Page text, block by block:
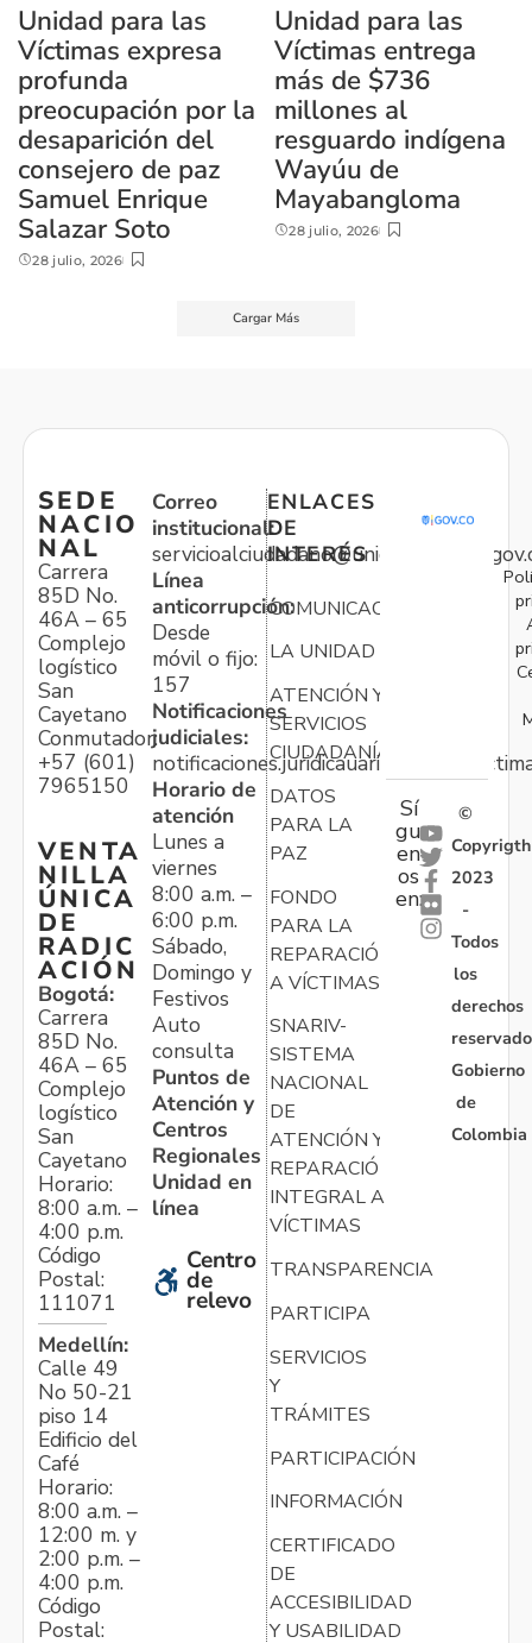
Unidad para las
Víctimas expresa
profunda
preocupación por la
desaparición del
consejero de paz
Samuel Enrique
Salazar Soto
28 julio, 2026
Unidad para las
Víctimas entrega
más de $736
millones al
resguardo indígena
Wayúu de
Mayabangloma
28 julio, 2026
Cargar Más
SEDE
NACIO
NAL
Carrera
85D No.
46A – 65
Complejo
logístico
San
Cayetano
Conmutador:
+57 (601)
7965150
VENTA
NILLA
ÚNICA
DE
RADIC
ACIÓN
Bogotá:
Carrera
85D No.
46A – 65
Complejo
logístico
San
Cayetano
Horario:
8:00 a.m. –
4:00 p.m.
Código
Postal:
111071
Medellín:
Calle 49
No 50-21
piso 14
Edificio del
Café
Horario:
8:00 a.m. –
12:00 m. y
2:00 p.m. –
4:00 p.m.
Código
Postal:
Correo
institucional:
Línea
anticorrupción:
Desde
móvil o fijo:
157
Notificaciones
judiciales:
Horario de
atención
Lunes a
viernes
8:00 a.m. –
6:00 p.m.
Sábado,
Domingo y
Festivos
Auto
consulta
Puntos de
Atención y
Centros
Regionales
Unidad en
línea
Centro
de
relevo
ENLACES
DE
INTERÉS
COMUNICACIONES
LA UNIDAD
ATENCIÓN Y
SERVICIOS
CIUDADANÍA
DATOS
PARA LA
PAZ
FONDO
PARA LA
REPARACIÓN
A VÍCTIMAS
SNARIV-
SISTEMA
NACIONAL
DE
ATENCIÓN Y
REPARACIÓN
INTEGRAL A
VÍCTIMAS
TRANSPARENCIA
PARTICIPA
SERVICIOS
Y
TRÁMITES
PARTICIPACIÓN
INFORMACIÓN
CERTIFICADO
DE
ACCESIBILIDAD
Y USABILIDAD
Sí
gu
en
os
en:
©
Copyrigth
2023
-
Todos
los
derechos
Gobierno
de
Colombia